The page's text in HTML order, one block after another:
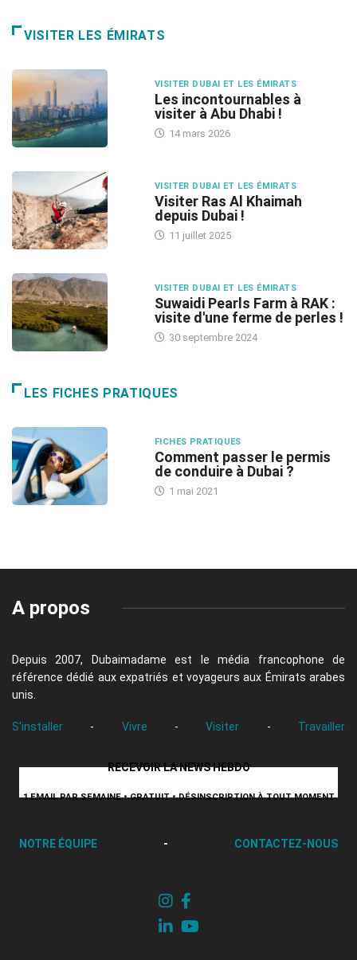
VISITER LES ÉMIRATS
VISITER DUBAI ET LES ÉMIRATS
Les incontournables à
visiter à Abu Dhabi !
14 mars 2026
VISITER DUBAI ET LES ÉMIRATS
Visiter Ras Al Khaimah
depuis Dubai !
11 juillet 2025
VISITER DUBAI ET LES ÉMIRATS
Suwaidi Pearls Farm à RAK :
visite d'une ferme de perles !
30 septembre 2024
LES FICHES PRATIQUES
FICHES PRATIQUES
Comment passer le permis
de conduire à Dubai ?
1 mai 2021
A propos
Depuis 2007, Dubaimadame est le média francophone de
référence dédié aux expatriés et voyageurs aux Émirats arabes
unis.
S'installer - Vivre - Visiter - Travailler
RECEVOIR LA NEWS HEBDO
1 EMAIL PAR SEMAINE • GRATUIT • DÉSINSCRIPTION À TOUT MOMENT
NOTRE ÉQUIPE - CONTACTEZ-NOUS